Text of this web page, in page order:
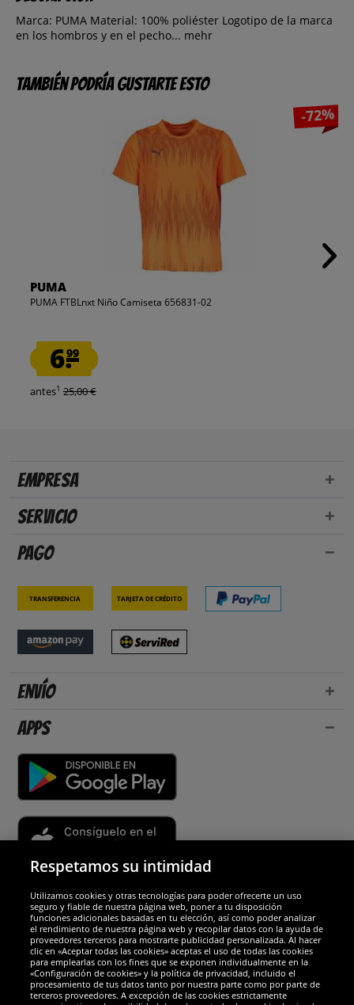
Marca: PUMA Material: 100% poliéster Logotipo de la marca
en los hombros y en el pecho... mehr
También podría gustarte esto
-72%
PUMA
PUMA FTBLnxt Niño Camiseta 656831-02
6.99
antes1 25,00 €
Empresa
Servicio
Pago
Transferencia Tarjeta de crédito
Envío
Apps
Socios y seguridad
Galardones
Respetamos su intimidad
Utilizamos cookies y otras tecnologías para poder ofrecerte un uso
seguro y fiable de nuestra página web, poner a tu disposición
funciones adicionales basadas en tu elección, así como poder analizar
el rendimiento de nuestra página web y recopilar datos con la ayuda de
proveedores terceros para mostrarte publicidad personalizada. Al hacer
clic en «Aceptar todas las cookies» aceptas el uso de todas las cookies
para emplearlas con los fines que se exponen individualmente en la
«Configuración de cookies» y la política de privacidad, incluido el
procesamiento de tus datos tanto por nuestra parte como por parte de
terceros proveedores. A excepción de las cookies estrictamente